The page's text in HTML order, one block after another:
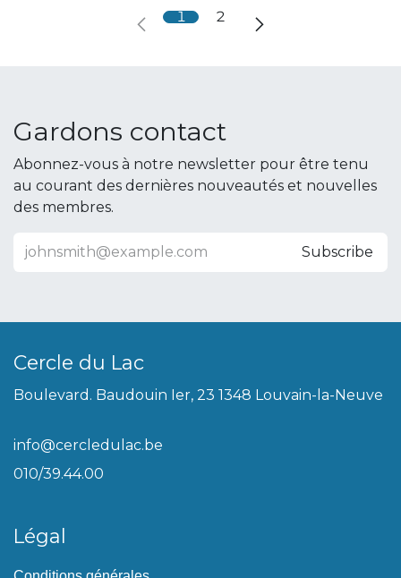
1 2
Gardons contact
Abonnez-vous à notre newsletter pour être tenu
au courant des dernières nouveautés et nouvelles
des membres.
Subscribe
Cercle du Lac
Boulevard. Baudouin Ier, 23 1348 Louvain-la-Neuve
info@cercledulac.be
010/39.44.00
Légal